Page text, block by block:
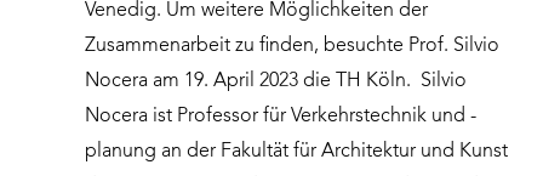
Venedig. Um weitere Möglichkeiten der
Zusammenarbeit zu finden, besuchte Prof. Silvio
Nocera am 19. April 2023 die TH Köln. Silvio
Nocera ist Professor für Verkehrstechnik und -
planung an der Fakultät für Architektur und Kunst